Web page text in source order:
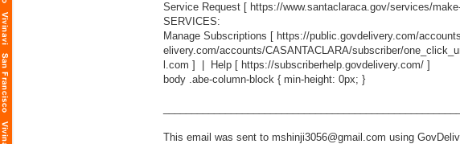
Service Request [ https://www.santaclaraca.gov/services/
SERVICES:
Manage Subscriptions [ https://public.govdelivery.com/
elivery.com/accounts/CASANTACLARA/subscriber/
l.com ] | Help [ https://subscriberhelp.govdelivery.com/ ]
body .abe-column-block { min-height: 0px; }
This email was sent to mshinji3056@gmail.com using